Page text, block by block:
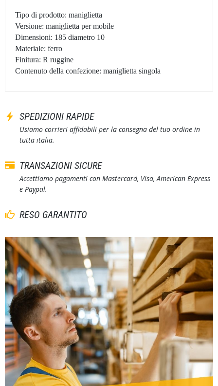
Tipo di prodotto: maniglietta
Versione: maniglietta per mobile
Dimensioni: 185 diametro 10
Materiale: ferro
Finitura: R ruggine
Contenuto della confezione: maniglietta singola
SPEDIZIONI RAPIDE
Usiamo corrieri affidabili per la consegna del tuo ordine in
tutta italia.
TRANSAZIONI SICURE
Accettiamo pagamenti con Mastercard, Visa, American Express
e Paypal.
RESO GARANTITO